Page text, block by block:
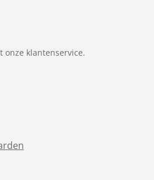
onze klantenservice.